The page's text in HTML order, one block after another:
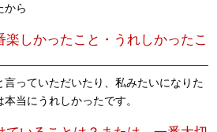
から
しかったこと・うれしかったこ
っていただいたり、私みたいになりた
当にうれしかったです。